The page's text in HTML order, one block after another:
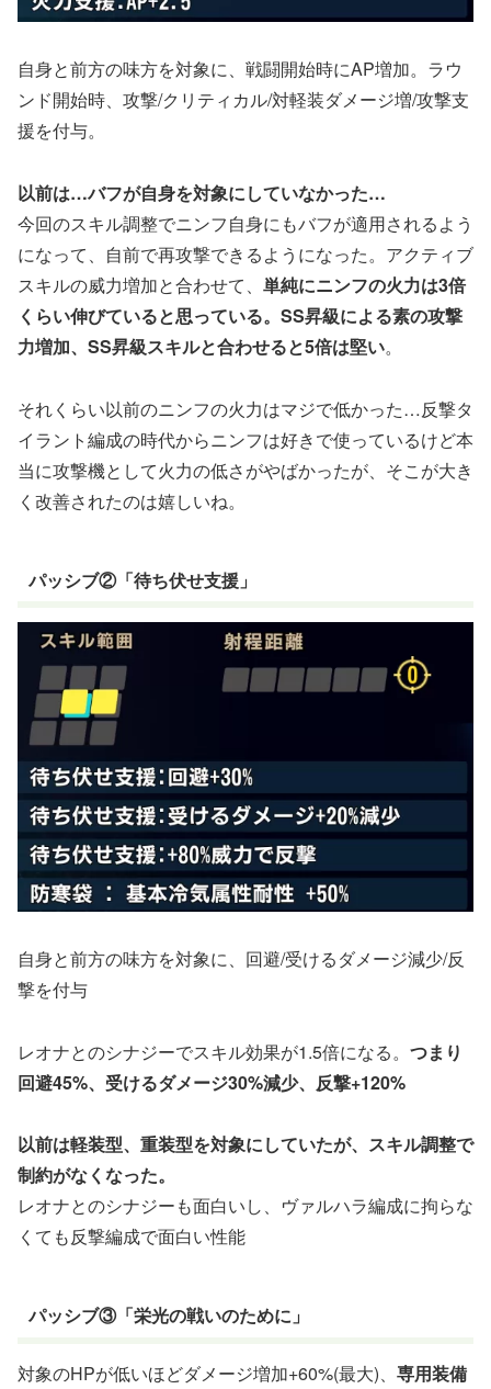
自身と前方の味方を対象に、戦闘開始時にAP増加。ラウ
ンド開始時、攻撃/クリティカル/対軽装ダメージ増/攻撃支
援を付与。
以前は…バフが自身を対象にしていなかった…
今回のスキル調整でニンフ自身にもバフが適用されるよう
になって、自前で再攻撃できるようになった。アクティブ
スキルの威力増加と合わせて、 単純にニンフの火力は3倍
くらい伸びていると思っている。SS昇級による素の攻撃
力増加、SS昇級スキルと合わせると5倍は堅い。
それくらい以前のニンフの火力はマジで低かった…反撃タ
イラント編成の時代からニンフは好きで使っているけど本
当に攻撃機として火力の低さがやばかったが、そこが大き
く改善されたのは嬉しいね。
パッシブ②「待ち伏せ支援」
自身と前方の味方を対象に、回避/受けるダメージ減少/反
撃を付与
レオナとのシナジーでスキル効果が1.5倍になる。 つまり
回避45%、受けるダメージ30%減少、反撃+120%
以前は軽装型、重装型を対象にしていたが、スキル調整で
制約がなくなった。
レオナとのシナジーも面白いし、ヴァルハラ編成に拘らな
くても反撃編成で面白い性能
パッシブ③「栄光の戦いのために」
対象のHPが低いほどダメージ増加+60%(最大)、 専用装備